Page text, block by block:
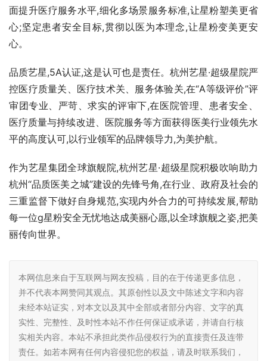
面提升医疗服务水平,细化多场景服务标准,让星粉塑美更省
心;坚定患者安全目标,贯彻以医为本理念,让星粉变美更安
心。
品质艺星,5A认证,这是认可也是责任。杭州艺星·超级星院严
控医疗质量关、医疗技术关、服务体验关,在“A等级评价”评
审团专业、严苛、求实的评审下,在医院管理、患者安全、
医疗质量与持续改进、医院服务等方面获得医美行业领先水
平的高度认可,以行业领军的品牌领导力,为美护航。
作为艺星集团全球旗舰院,杭州艺星·超级星院积极吹响助力
杭州“品质医美之城”建设的先锋号角,在行业、政府及社会的
三重监督下做好自身规范,实现内外合力的可持续发展,帮助
每一位g星粉安全无忧地达成美丽心愿,以全球旗舰之姿,把美
丽传向世界。
本网信息来自于互联网与网友投稿，目的在于传递更多信息，
并不代表本网赞同其观点。其原创性以及文中陈述文字和内容
未经本站证实，对本文以及其中全部或者部分内容、文字的真
实性、完整性、及时性本站不作任何保证或承诺，并请自行核
实相关内容。本站不承担此类作品侵权行为的直接责任及连带
责任。如若本网有任何内容侵犯您的权益，请及时联系我们，